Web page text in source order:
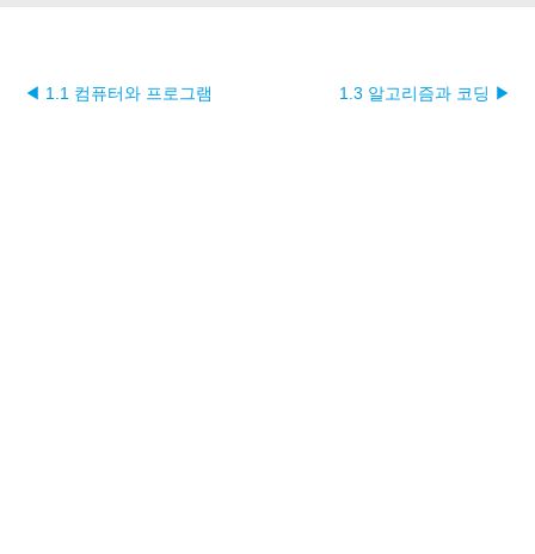
◀ 1.1 컴퓨터와 프로그램 1.3 알고리즘과 코딩 ▶︎